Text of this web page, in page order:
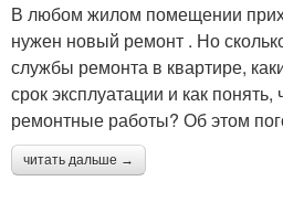
В любом жилом помещении
нужен новый ремонт . Но
службы ремонта в квартире,
срок эксплуатации и как
ремонтные работы? Об этом
читать дальше →